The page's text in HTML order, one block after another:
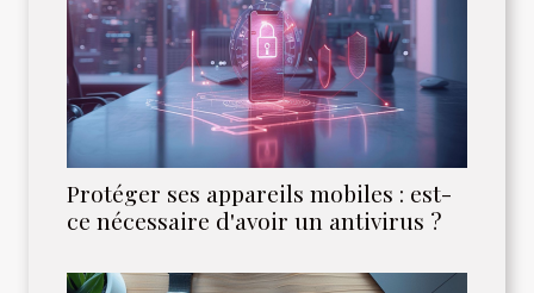
Protéger ses appareils mobiles : est-
ce nécessaire d'avoir un antivirus ?